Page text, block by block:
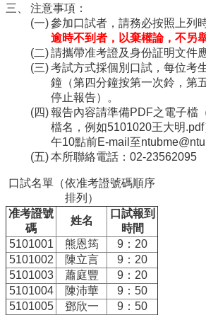
醫
學
工
學
聯
絡
們
見
箱
English
公
告
事
項
注意事項：
參加口試者，請務必按照上列
逾時不到者，以棄權論，不另
請攜帶准考證及身份証明文件應
考試方式採個別口試，每位考
鐘（第四分鐘按第一次鈴，第
停止報告）。
報告內容請準備PDF之電子檔
檔名，例如5101020王大明
午10點前E-mail至
本所聯絡電話：02-23562095
口試名單（依准考證號碼順序
排列）
准考證號
碼
姓名
口試報到
時間
5101001
熊恩筠
9：20
5101002
陳立言
9：20
5101003
蕭庭豐
9：20
5101004
陳沛華
9：50
5101005
鄧欣一
9：50